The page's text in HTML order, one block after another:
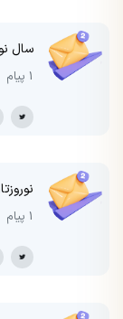
سال
1 پیام
1 پیام